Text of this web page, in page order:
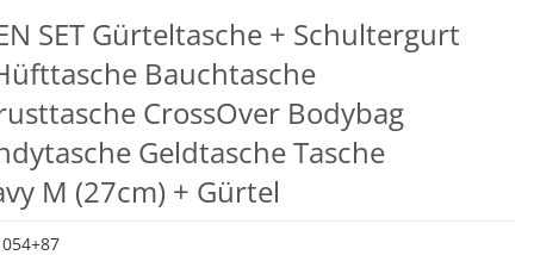
SET Gürteltasche + Schultergurt
Bauchtasche
CrossOver Bodybag
Geldtasche Tasche
M (27cm) + Gürtel